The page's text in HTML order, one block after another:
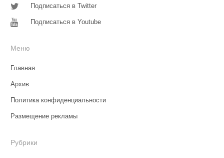
Подписаться в Twitter
Подписаться в Youtube
Меню
Главная
Архив
Политика конфиденциальности
Размещение рекламы
Рубрики